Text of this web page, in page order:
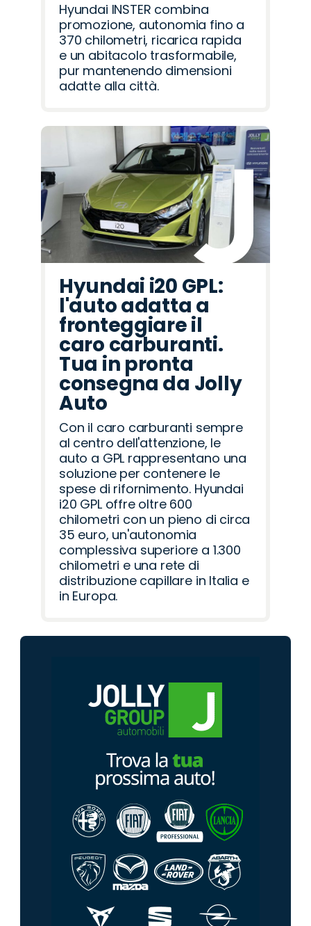
Hyundai INSTER combina
promozione, autonomia fino a
370 chilometri, ricarica rapida
e un abitacolo trasformabile,
pur mantenendo dimensioni
adatte alla città.
Hyundai i20 GPL:
l'auto adatta a
fronteggiare il
caro carburanti.
Tua in pronta
consegna da Jolly
Auto
Con il caro carburanti sempre
al centro dell'attenzione, le
auto a GPL rappresentano una
soluzione per contenere le
spese di rifornimento. Hyundai
i20 GPL offre oltre 600
chilometri con un pieno di circa
35 euro, un'autonomia
complessiva superiore a 1.300
chilometri e una rete di
distribuzione capillare in Italia e
in Europa.